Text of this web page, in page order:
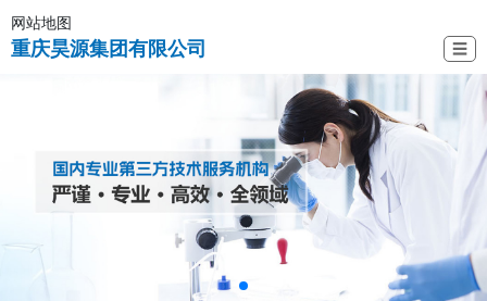
网站地图
重庆昊源集团有限公司 ☰